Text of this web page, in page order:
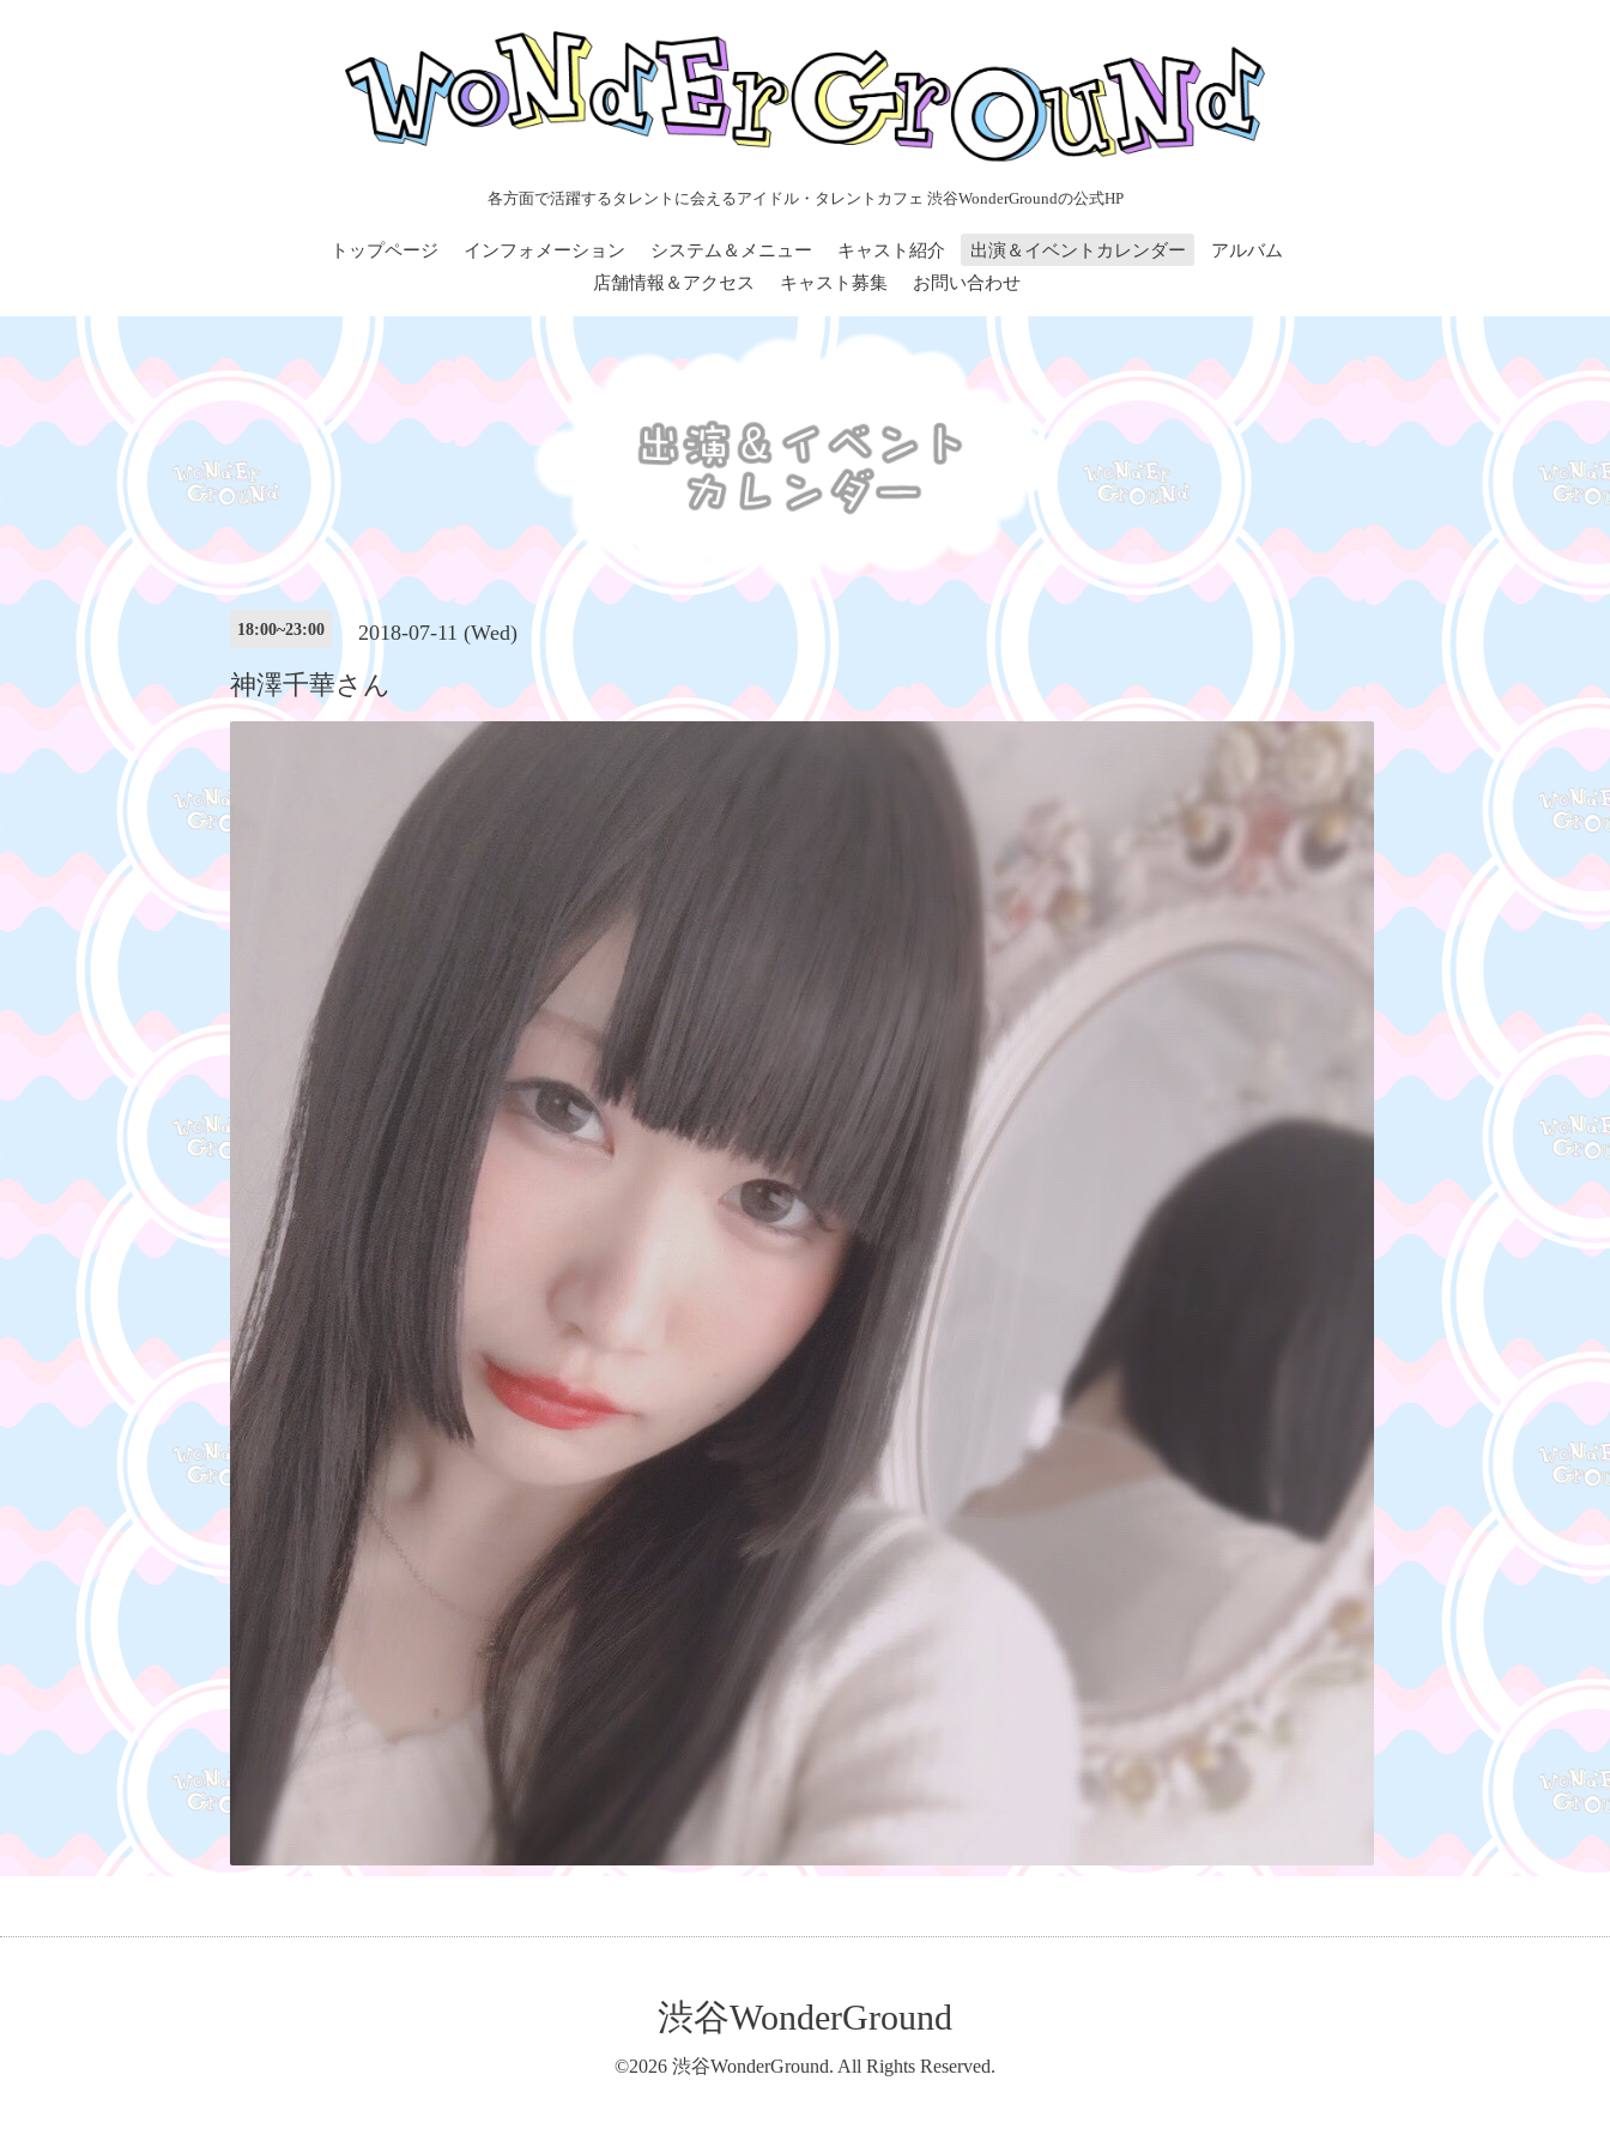
各方面で活躍するタレントに会えるアイドル・タレントカフェ 渋谷WonderGroundの公式HP
トップページ インフォメーション システム＆メニュー キャスト紹介 出演＆イベントカレンダー
アルバム
店舗情報＆アクセス
キャスト募集 お問い合わせ
18:00~23:00 2018-07-11 (Wed)
神澤千華さん
渋谷WonderGround
©2026 渋谷WonderGround. All Rights Reserved.